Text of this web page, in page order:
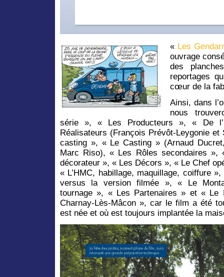
« Les
ouvrage
des
reportages
cœur de la
Ainsi, dans
nous
série », « Les Producteurs », « De
Réalisateurs (François Prévôt-Leygonie et
casting », « Le Casting » (Arnaud
Marc Riso), « Les Rôles secondaires
décorateur », « Les Décors », « Le Chef
« L’HMC, habillage, maquillage, coiffure
versus la version filmée », « Le
tournage », « Les Partenaires » et « Le
Charnay-Lès-Mâcon », car le film a été
est née et où est toujours implantée la